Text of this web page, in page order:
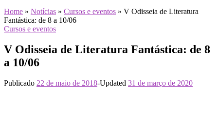
Home » Notícias » Cursos e eventos » V Odisseia de Literatura
Fantástica: de 8 a 10/06
Cursos e eventos
V Odisseia de Literatura Fantástica: de 8
a 10/06
Publicado 22 de maio de 2018-Updated 31 de março de 2020